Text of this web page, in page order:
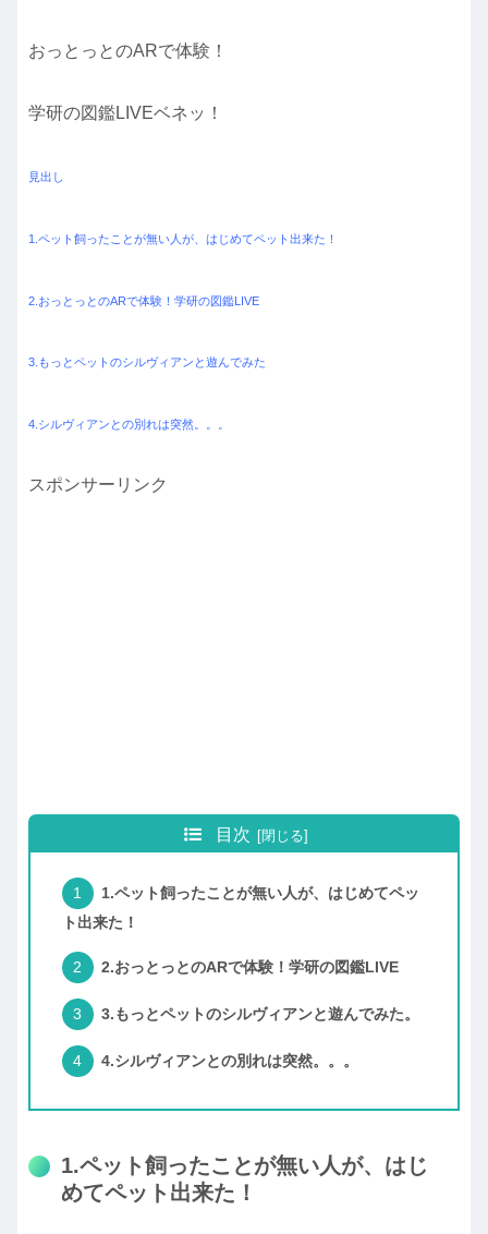
おっとっとのARで体験！
学研の図鑑LIVEベネッ！
見出し
1.ペット飼ったことが無い人が、はじめてペット出来た！
2.おっとっとのARで体験！学研の図鑑LIVE
3.もっとペットのシルヴィアンと遊んでみた
4.シルヴィアンとの別れは突然。。。
スポンサーリンク
目次
1.ペット飼ったことが無い人が、はじめてペッ
ト出来た！
2.おっとっとのARで体験！学研の図鑑LIVE
3.もっとペットのシルヴィアンと遊んでみた。
4.シルヴィアンとの別れは突然。。。
1.ペット飼ったことが無い人が、はじ
めてペット出来た！